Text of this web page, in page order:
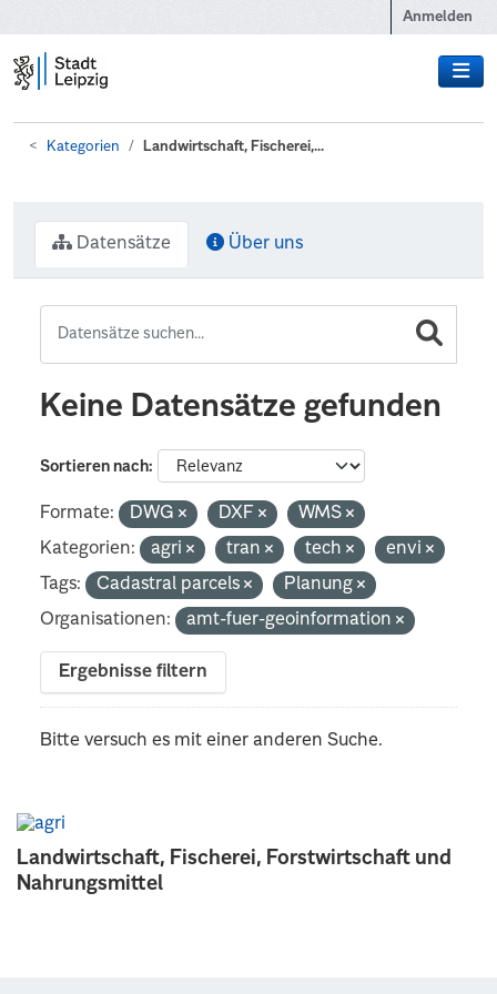
Anmelden
Kategorien Landwirtschaft, Fischerei,...
Landwirtschaft, Fischerei, Forstwirtschaft und
Nahrungsmittel
Datensätze Über uns
Keine Datensätze gefunden
Sortieren nach
Formate: DWG DXF
WMS
Kategorien:
agri tran tech
envi
Tags:
Cadastral parcels
Planung
Organisationen:
amt-fuer-geoinformation
Ergebnisse filtern
Bitte versuch es mit einer anderen Suche.